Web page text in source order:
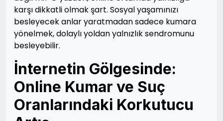
karşı dikkatli olmak şart. Sosyal yaşamınızı
besleyecek anlar yaratmadan sadece kumara
yönelmek, dolaylı yoldan yalnızlık sendromunu
besleyebilir.
İnternetin Gölgesinde:
Online Kumar ve Suç
Oranlarındaki Korkutucu